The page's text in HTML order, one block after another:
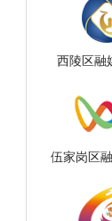
西陵区融
伍家岗区